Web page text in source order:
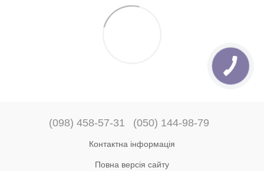
(098) 458-57-31 (050) 144-98-79
Контактна інформація
Повна версія сайту